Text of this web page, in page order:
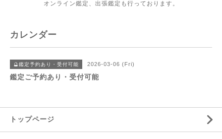
オンライン鑑定、出張鑑定も行っております。
カレンダー
🔮鑑定予約あり・受付可能 2026-03-06 (Fri)
鑑定ご予約あり・受付可能
トップページ